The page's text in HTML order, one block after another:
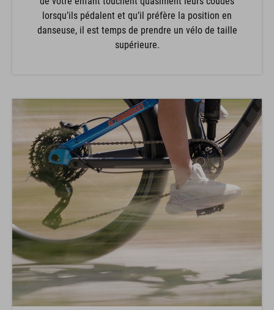
lorsqu’ils pédalent et qu’il préfère la position en
danseuse, il est temps de prendre un vélo de taille
supérieure.